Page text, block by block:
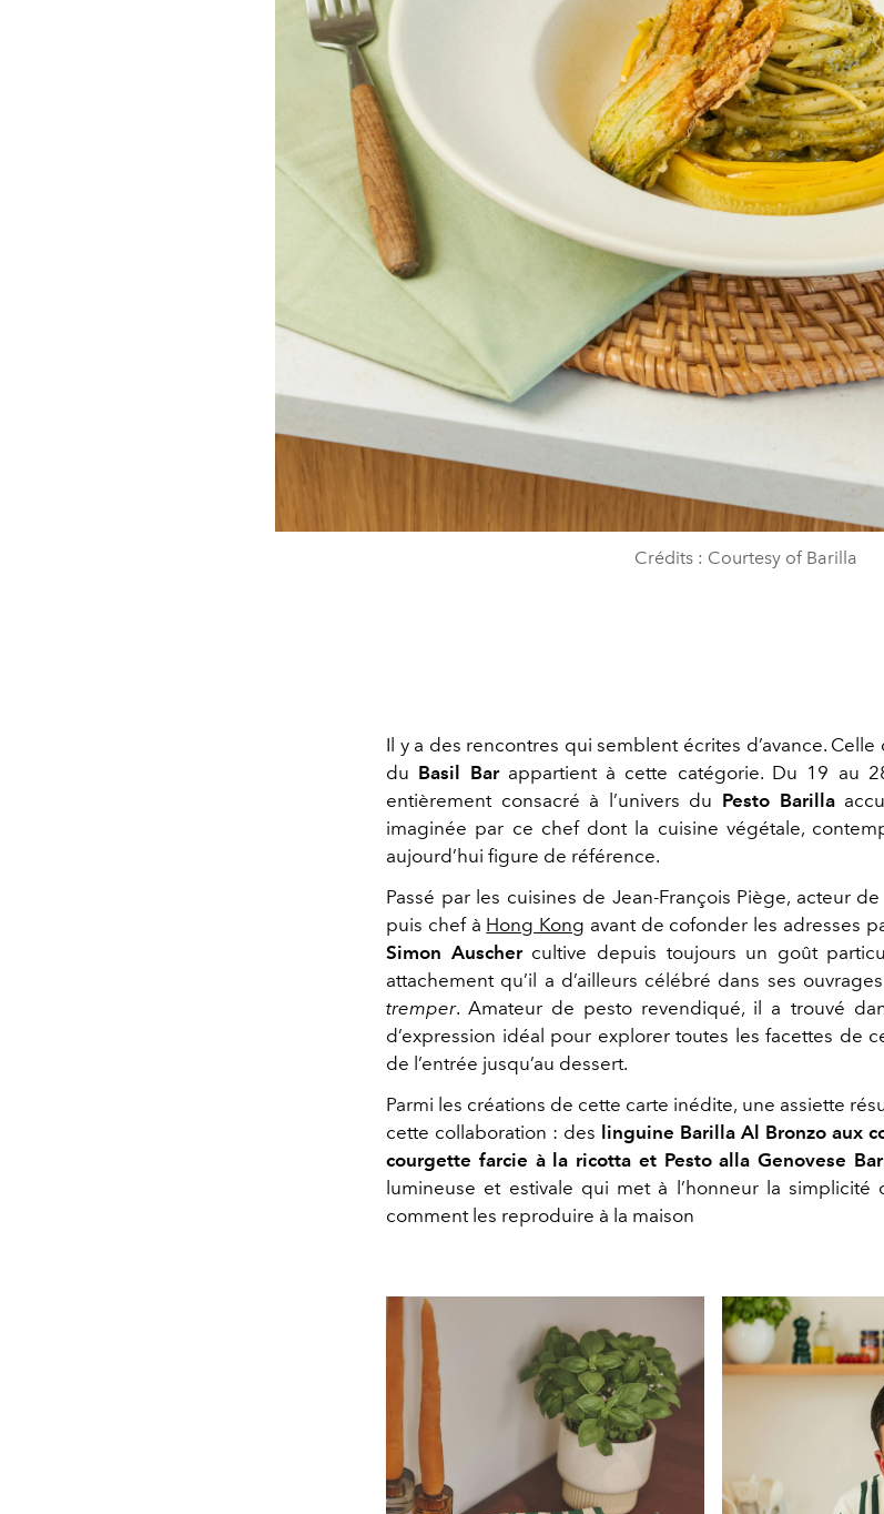
Crédits : Courtesy of Barilla
Il y a des rencontres qui semblent écrites d’avance. Celle
du Basil Bar appartient à cette catégorie. Du 19 au
entièrement consacré à l’univers du Pesto Barilla
imaginée par ce chef dont la cuisine végétale,
aujourd’hui figure de référence.
Passé par les cuisines de Jean-François Piège, acteur de
puis chef à Hong Kong avant de cofonder les adresses
Simon Auschercultive depuis toujours un goût
attachement qu’il a d’ailleurs célébré dans ses ouvrages
tremper. Amateur de pesto revendiqué, il a trouvé
d’expression idéal pour explorer toutes les facettes de
de l’entrée jusqu’au dessert.
Parmi les créations de cette carte inédite, une assiette
cette collaboration : des linguine Barilla Al Bronzo aux
courgette farcie à la ricotta et Pesto alla Genovese
lumineuse et estivale qui met à l’honneur la simplicité
comment les reproduire à la maison